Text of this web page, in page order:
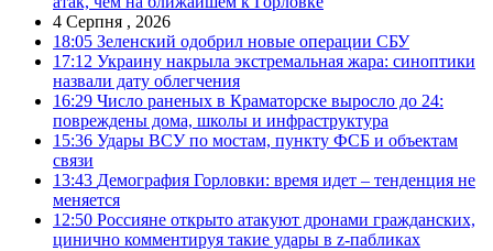
4 Серпня , 2026
18:05 Зеленский одобрил новые операции СБУ
17:12 Украину накрыла экстремальная жара: синоптики
назвали дату облегчения
16:29 Число раненых в Краматорске выросло до 24:
повреждены дома, школы и инфраструктура
15:36 Удары ВСУ по мостам, пункту ФСБ и объектам
связи
13:43 Демография Горловки: время идет – тенденция не
меняется
12:50 Россияне открыто атакуют дронами гражданских,
цинично комментируя такие удары в z-пабликах